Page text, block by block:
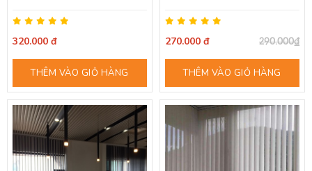
320.000 đ
THÊM VÀO GIỎ HÀNG
270.000 đ 290.000₫
THÊM VÀO GIỎ HÀNG